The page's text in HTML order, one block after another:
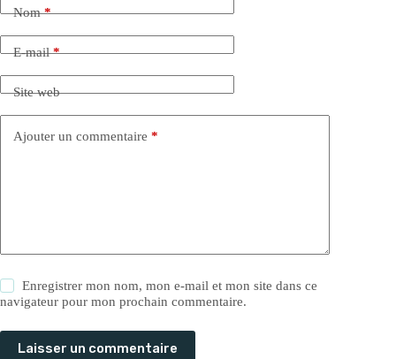
Nom*
E-mail*
Site web
Ajouter un commentaire *
Enregistrer mon nom, mon e-mail et mon site dans ce
navigateur pour mon prochain commentaire.
Laisser un commentaire